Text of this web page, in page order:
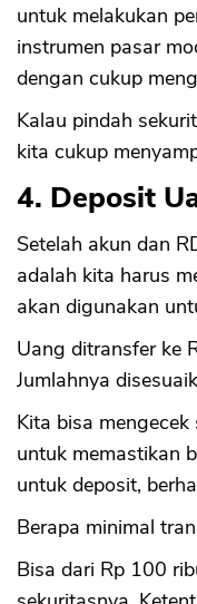
untuk melakukan
instrumen pasar
dengan cukup
Kalau pindah
kita cukup
4. Deposit
Setelah akun dan
adalah kita harus
akan digunakan
Uang ditransfer ke
Jumlahnya
Kita bisa
untuk memastikan
untuk deposit,
Berapa minimal
Bisa dari Rp 100